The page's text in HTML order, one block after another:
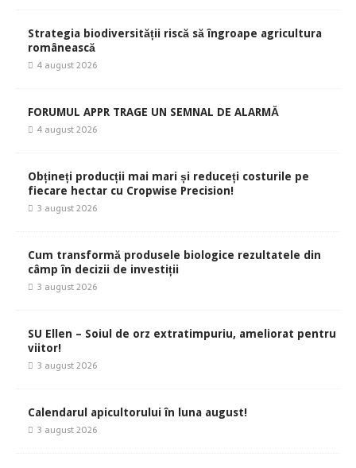
Strategia biodiversității riscă să îngroape agricultura
românească
4 august 2026
FORUMUL APPR TRAGE UN SEMNAL DE ALARMĂ
4 august 2026
Obțineți producții mai mari și reduceți costurile pe
fiecare hectar cu Cropwise Precision!
3 august 2026
Cum transformă produsele biologice rezultatele din
câmp în decizii de investiții
3 august 2026
SU Ellen – Soiul de orz extratimpuriu, ameliorat pentru
viitor!
3 august 2026
Calendarul apicultorului în luna august!
3 august 2026